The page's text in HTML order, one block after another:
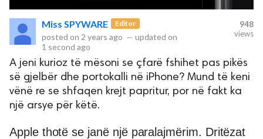
Miss SPYWARE Editor
posted on 2 years ago — updated on
1 second ago
948
views
A jeni kurioz të mësoni se çfarë fshihet pas pikës
së gjelbër dhe portokalli në iPhone? Mund të keni
vënë re se shfaqen krejt papritur, por në fakt ka
një arsye për këtë.
Apple thotë se janë një paralajmërim. Dritëzat